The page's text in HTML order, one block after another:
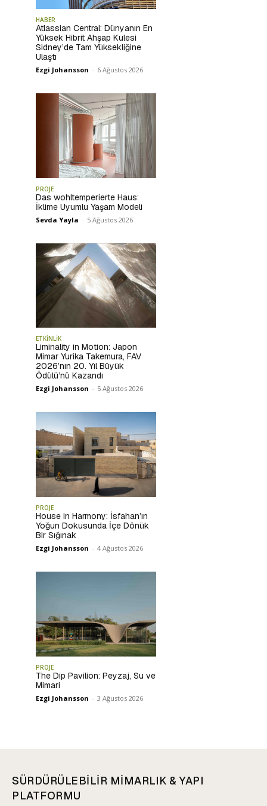
HABER
Atlassian Central: Dünyanın En
Yüksek Hibrit Ahşap Kulesi
Sidney’de Tam Yüksekliğine
Ulaştı
Ezgi Johansson - 6 Ağustos 2026
PROJE
Das wohltemperierte Haus:
İklime Uyumlu Yaşam Modeli
Sevda Yayla - 5 Ağustos 2026
ETKİNLİK
Liminality in Motion: Japon
Mimar Yurika Takemura, FAV
2026’nın 20. Yıl Büyük
Ödülü’nü Kazandı
Ezgi Johansson - 5 Ağustos 2026
PROJE
House in Harmony: İsfahan’ın
Yoğun Dokusunda İçe Dönük
Bir Sığınak
Ezgi Johansson - 4 Ağustos 2026
PROJE
The Dip Pavilion: Peyzaj, Su ve
Mimari
Ezgi Johansson - 3 Ağustos 2026
SÜRDÜRÜLEBİLİR MİMARLIK & YAPI
PLATFORMU